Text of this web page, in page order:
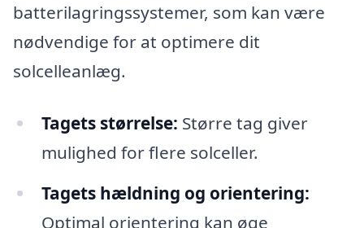
batterilagringssystemer, som kan være
nødvendige for at optimere dit
solcelleanlæg.
Tagets størrelse: Større tag giver
mulighed for flere solceller.
Tagets hældning og orientering:
Optimal orientering kan øge